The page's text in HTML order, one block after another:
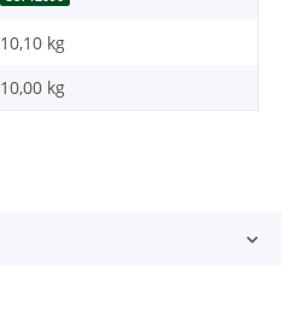
10,10 kg
10,00 kg